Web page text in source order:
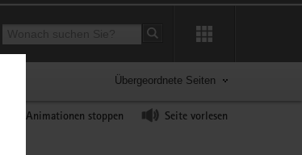
Suchbegriff
Suche starten
Übergeordnete Seiten
Animationen stoppen Seite vorlesen